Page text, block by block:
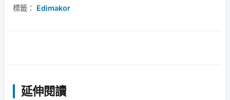
標籤： Edimakor
延伸閱讀